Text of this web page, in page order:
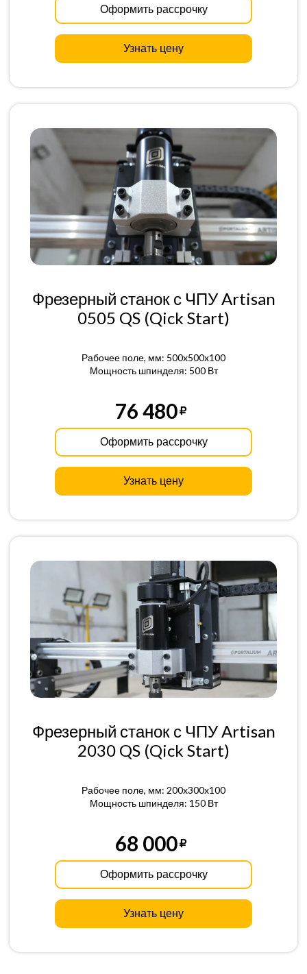
Оформить рассрочку
Узнать цену
Фрезерный станок с ЧПУ Artisan
0505 QS (Qick Start)
Рабочее поле, мм: 500x500x100
Мощность шпинделя: 500 Вт
76 480
Оформить рассрочку
Узнать цену
Фрезерный станок с ЧПУ Artisan
2030 QS (Qick Start)
Рабочее поле, мм: 200x300x100
Мощность шпинделя: 150 Вт
68 000
Оформить рассрочку
Узнать цену